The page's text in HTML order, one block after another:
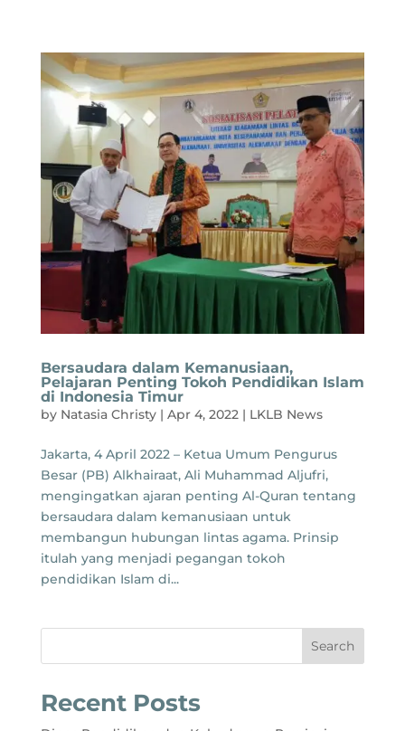
Bersaudara dalam Kemanusiaan,
Pelajaran Penting Tokoh Pendidikan Islam
di Indonesia Timur
by Natasia Christy| Apr 4, 2022 | LKLB News
Jakarta, 4 April 2022 – Ketua Umum Pengurus
Besar (PB) Alkhairaat, Ali Muhammad Aljufri,
mengingatkan ajaran penting Al-Quran tentang
bersaudara dalam kemanusiaan untuk
membangun hubungan lintas agama. Prinsip
itulah yang menjadi pegangan tokoh
pendidikan Islam di...
Search
Recent Posts